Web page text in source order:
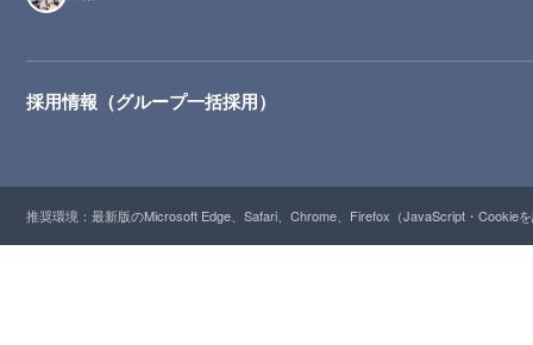
採用情報（グループ一括採用）
推奨環境：最新版のMicrosoft Edge、Safari、Chrome、Firefox（JavaScript・Cookie